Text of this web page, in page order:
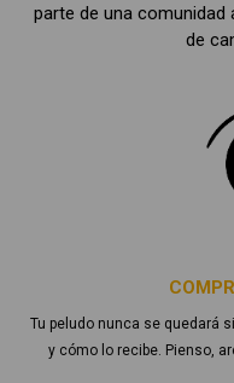
parte de una comunidad
de
Tu peludo nunca se quedará
y cómo lo recibe. Pienso,